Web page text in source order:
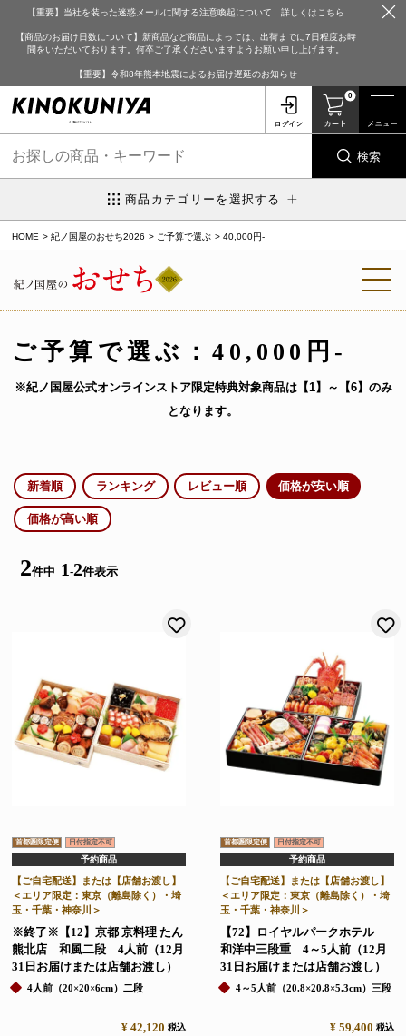
【重要】当社を装った迷惑メールに関する注意喚起について 詳しくはこちら
【商品のお届け日数について】新商品など商品によっては、出荷までに7日程度お時
間をいただいております。何卒ご了承くださいますようお願い申し上げます。
【重要】令和8年熊本地震によるお届け遅延のお知らせ
0
検索
商品カテゴリーを選択する
HOME 紀ノ国屋のおせち2026 ご予算で選ぶ 40,000円-
ご予算で選ぶ：40,000円-
※紀ノ国屋公式オンラインストア限定特典対象商品は【1】～【6】のみ
となります。
新着順 ランキング レビュー順 価格が安い順
価格が高い順
2件中 1 -2件表示
首都圏限定便 日付指定不可
予約商品
【ご自宅配送】または【店舗お渡し】
＜エリア限定：東京（離島除く）・埼
玉・千葉・神奈川＞
※終了※【12】京都 京料理 たん
熊北店 和風二段 4人前（12月
31日お届けまたは店舗お渡し）
4人前（20×20×6cm）二段
¥ 42,120 税込
首都圏限定便 日付指定不可
予約商品
【ご自宅配送】または【店舗お渡し】
＜エリア限定：東京（離島除く）・埼
玉・千葉・神奈川＞
【72】ロイヤルパークホテル
和洋中三段重 4～5人前（12月
31日お届けまたは店舗お渡し）
4～5人前（20.8×20.8×5.3cm）三段
¥ 59,400 税込